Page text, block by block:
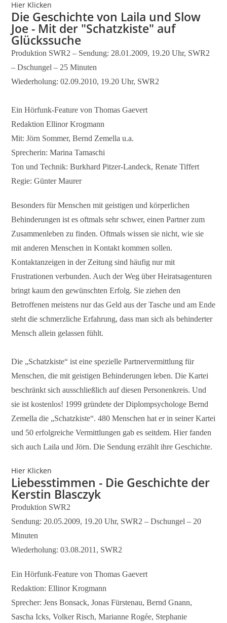
Hier Klicken
Die Geschichte von Laila und Slow
Joe - Mit der "Schatzkiste" auf
Glückssuche
Produktion SWR2 – Sendung: 28.01.2009, 19.20 Uhr, SWR2
– Dschungel – 25 Minuten
Wiederholung: 02.09.2010, 19.20 Uhr, SWR2
Ein Hörfunk-Feature von Thomas Gaevert
Redaktion Ellinor Krogmann
Mit: Jörn Sommer, Bernd Zemella u.a.
Sprecherin: Marina Tamaschi
Ton und Technik: Burkhard Pitzer-Landeck, Renate Tiffert
Regie: Günter Maurer
Besonders für Menschen mit geistigen und körperlichen
Behinderungen ist es oftmals sehr schwer, einen Partner zum
Zusammenleben zu finden. Oftmals wissen sie nicht, wie sie
mit anderen Menschen in Kontakt kommen sollen.
Kontaktanzeigen in der Zeitung sind häufig nur mit
Frustrationen verbunden. Auch der Weg über Heiratsagenturen
bringt kaum den gewünschten Erfolg. Sie ziehen den
Betroffenen meistens nur das Geld aus der Tasche und am Ende
steht die schmerzliche Erfahrung, dass man sich als behinderter
Mensch allein gelassen fühlt.
Die „Schatzkiste“ ist eine spezielle Partnervermittlung für
Menschen, die mit geistigen Behinderungen leben. Die Kartei
beschränkt sich ausschließlich auf diesen Personenkreis. Und
sie ist kostenlos! 1999 gründete der Diplompsychologe Bernd
Zemella die „Schatzkiste“. 480 Menschen hat er in seiner Kartei
und 50 erfolgreiche Vermittlungen gab es seitdem. Hier fanden
sich auch Laila und Jörn. Die Sendung erzählt ihre Geschichte.
Hier Klicken
Liebesstimmen - Die Geschichte der
Kerstin Blasczyk
Produktion SWR2
Sendung: 20.05.2009, 19.20 Uhr, SWR2 – Dschungel – 20
Minuten
Wiederholung: 03.08.2011, SWR2
Ein Hörfunk-Feature von Thomas Gaevert
Redaktion: Ellinor Krogmann
Sprecher: Jens Bonsack, Jonas Fürstenau, Bernd Gnann,
Sascha Icks, Volker Risch, Marianne Rogée, Stephanie